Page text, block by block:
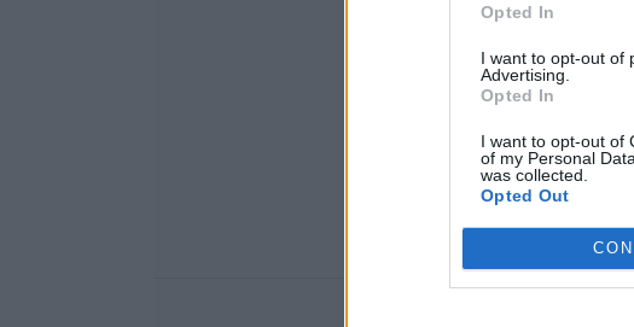
Opted In
I want to opt-out of
Advertising.
Opted In
I want to opt-out of
of my Personal
was collected.
Opted Out